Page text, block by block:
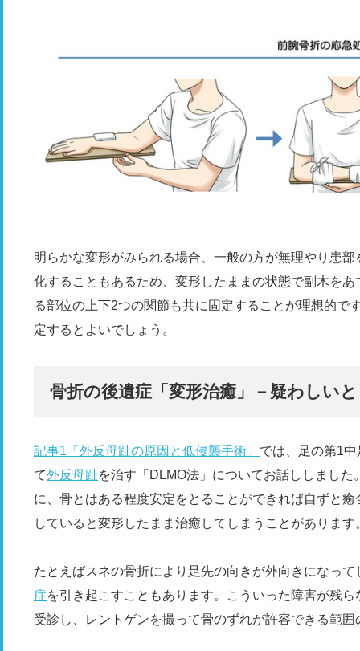
明らかな変形がみられる場合、一般の方が無理やり患
化することもあるため、変形したままの状態で副木を
る部位の上下2つの関節も共に固定することが理想的で
定するとよいでしょう。
骨折の後遺症「変形治癒」－疑わしい
記事1「外反母趾の原因と低侵襲手術」 では、足の第1
て外反母趾を治す「DLMO法」についてお話ししまし
に、骨とはある程度安定をとることができれば自ずと
していると変形したまま治癒してしまうことがあります
たとえばスネの骨折により足先の向きが外向きになっ
症を引き起こすこともあります。こういった障害が残
受診し、レントゲンを撮って骨のずれが許容できる範